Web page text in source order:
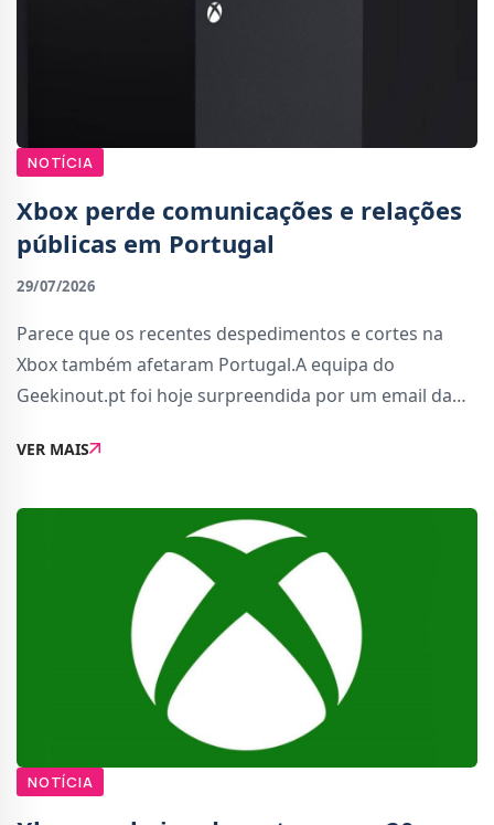
NOTÍCIA
Xbox perde comunicações e relações
públicas em Portugal
29/07/2026
Parece que os recentes despedimentos e cortes na
Xbox também afetaram Portugal.A equipa do
Geekinout.pt foi hoje surpreendida por um email da
contratada pela Xbox para operar em seu nome no
VER MAIS
NOTÍCIA